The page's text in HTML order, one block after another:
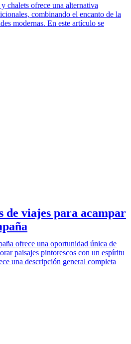
chalets ofrece una alternativa
combinando el encanto de la
modernas. En este artículo se
de viajes para acampar
ofrece una oportunidad única de
paisajes pintorescos con un espíritu
una descripción general completa